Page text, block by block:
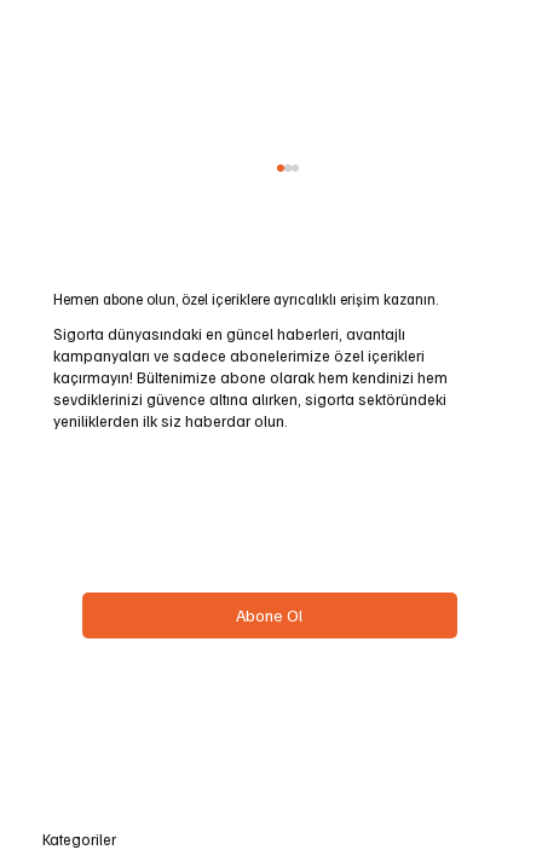
Eksik Ayak: Saha Şirketin Kendi İşidir
Hemen abone olun, özel içeriklere ayrıcalıklı erişim kazanın.
Abone Ol
Sigorta dünyasındaki en güncel haberleri, avantajlı
kampanyaları ve sadece abonelerimize özel içerikleri
kaçırmayın! Bültenimize abone olarak hem kendinizi hem
sevdiklerinizi güvence altına alırken, sigorta sektöründeki
yeniliklerden ilk siz haberdar olun.
Kategoriler